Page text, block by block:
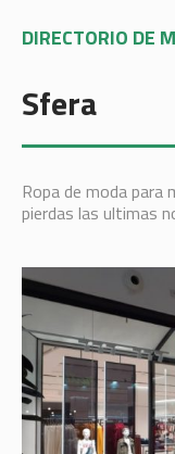
DIRECTORIO DE
Sfera
Ropa de moda para
pierdas las ultimas